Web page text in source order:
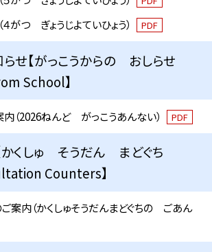
がつ ぎょうじよていひょう） PDF
せ【がっこうからの おしらせ
School】
（2026ねんど がっこうあんない） PDF
かくしゅ そうだん まどぐち
Counters】
案内（かくしゅそうだんまどぐちの ごあん